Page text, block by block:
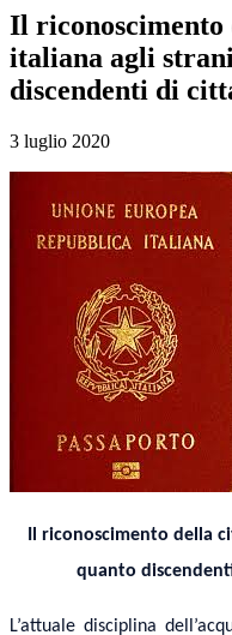
Il
italiana agli
discendenti di
3 luglio 2020
Il riconoscimento della
quanto
L’attuale disciplina